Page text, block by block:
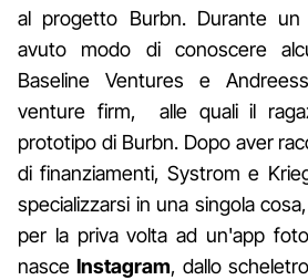
al progetto Burbn. Durante
avuto modo di conoscere
Baseline Ventures e
venture firm, alle quali il
prototipo di Burbn. Dopo aver
di finanziamenti, Systrom e
specializzarsi in una singola
per la priva volta ad un'app
nasce Instagram, dallo